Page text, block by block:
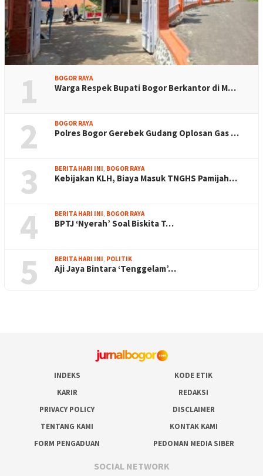
1 BOGOR RAYA
Warga Respek Bupati Bogor Berkantor di M…
2 BOGOR RAYA
Polres Bogor Gerebek Gudang Oplosan Gas …
3 BERITA HARI INI BOGOR RAYA
Kebijakan KLH, Biaya Masuk TNGHS Pamijah…
4 BERITA HARI INI BOGOR RAYA
BPTJ ‘Nyerah’ Soal Biskita T…
5 BERITA HARI INI POLITIK
Aji Jaya Bintara ‘Tenggelam’…
INDEKS
KODE ETIK
KARIR
REDAKSI
PRIVACY POLICY
DISCLAIMER
TENTANG KAMI
KONTAK KAMI
FORM PENGADUAN
PEDOMAN MEDIA SIBER
SOCIAL NETWORK